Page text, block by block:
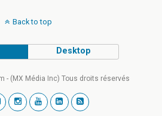
Back to top
Desktop
- (MX Média Inc) Tous droits réservés